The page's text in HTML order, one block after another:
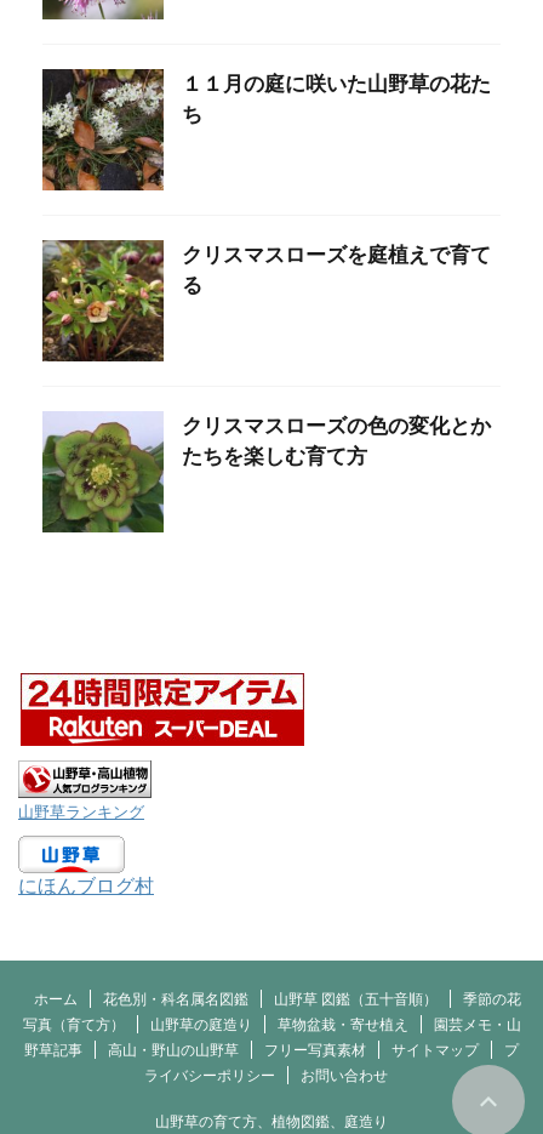
１１月の庭に咲いた山野草の花た
ち
クリスマスローズを庭植えで育て
る
クリスマスローズの色の変化とか
たちを楽しむ育て方
山野草ランキング
にほんブログ村
ホーム 花色別・科名属名図鑑 山野草 図鑑（五十音順）
季節の花
写真（育て方）
山野草の庭造り 草物盆栽・寄せ植え
園芸メモ・山
野草記事
高山・野山の山野草 フリー写真素材 サイトマップ
プ
ライバシーポリシー
お問い合わせ
山野草の育て方、植物図鑑、庭造り